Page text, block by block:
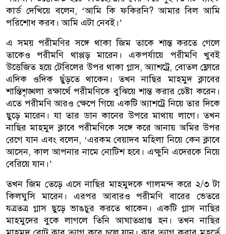
কার্ড দেখিয়ে বলেন, ‘আমি কি ফকিরনি? আমার বিল আমি
পরিশোধ করব। আমি এটা নেবই।’
এ সময় পরীমণির সঙ্গে থাকা জিম তাকে শান্ত করতে গেলে
তাকেও পরীমণি থাপ্পড় মারেন। একপর্যায়ে পরীমণি খুবই
উত্তেজিত হয়ে টেবিলের উপর থাকা গ্লাস, অ্যাশট্রে, বোতল ফ্লোরে
এদিক ওদিক ছুঁড়তে থাকেন। তখন নাছির মাহমুদ ক্লাবের
শান্তিশৃঙ্খলা রক্ষার্থে পরীমণিকে বুঝিয়ে শান্ত করার চেষ্টা করেন।
এতে পরীমণি আরও ক্ষেপে গিয়ে একটি অ্যাশট্রে নিয়ে তার দিকে
ছুড়ে মারেন। যা তার ডান কানের উপরে মাথায় লাগে। তখন
নাছির মাহমুদ ক্লাবে পরীমণিকে সঙ্গে করে আনায় অমির উপর
রেগে যান এবং বলেন, ‘এরকম বেয়াদব মহিলা নিয়ে কেন ক্লাবে
আসেন, কাল আপনার নামে নোটিশ হবে। এক্ষুনি এদেরকে নিয়ে
বেরিয়ে যান।’
তখন জিম তেড়ে এসে নাছির মাহমুদকে গালমন্দ করে ২/৩ টা
কিলঘুসি মারেন। এরপর আবারও পরীমণি বারের ভেতরে
যত্রতত্র গ্লাস ছুড়ে ভাঙচুর করতে থাকেন। একটি গ্লাস নাছির
মাহমুদের বুকে লাগলে তিনি আঘাতপ্রাপ্ত হন। তখন নাছির